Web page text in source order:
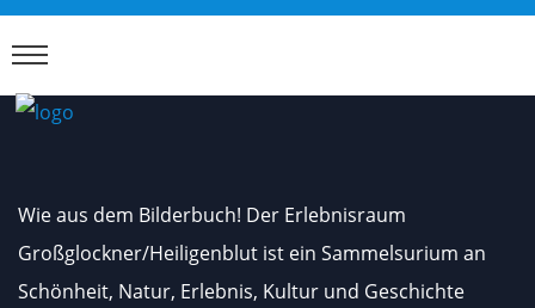
Wie aus dem Bilderbuch! Der Erlebnisraum
Großglockner/Heiligenblut ist ein Sammelsurium an
Schönheit, Natur, Erlebnis, Kultur und Geschichte